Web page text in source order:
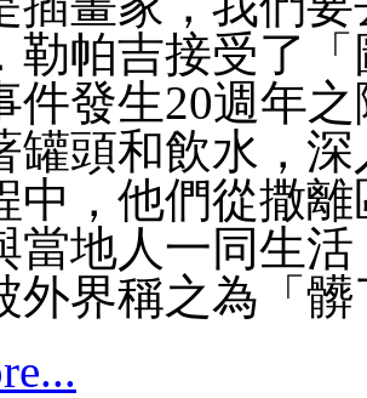
勒帕吉接受了
件發生20週年
罐頭和飲水，
中，他們從撒
當地人一同生
外界稱之為「